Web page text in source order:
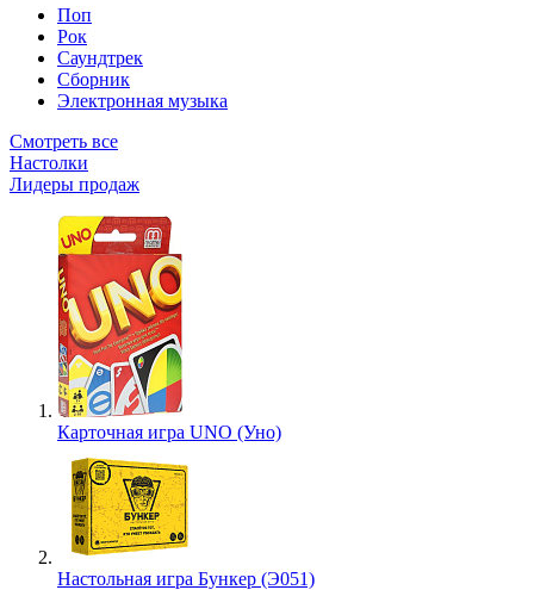
Поп
Рок
Саундтрек
Сборник
Электронная музыка
Смотреть все
Настолки
Лидеры продаж
Карточная игра UNO (Уно)
Настольная игра Бункер (Э051)